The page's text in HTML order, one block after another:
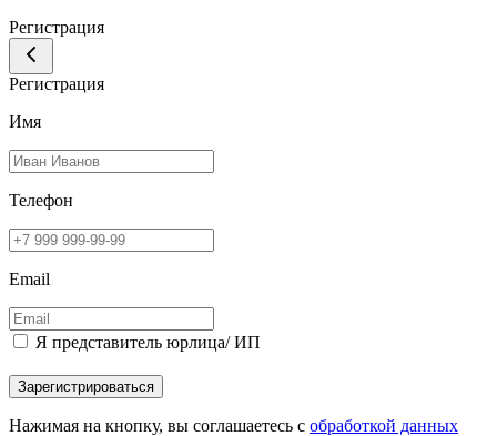
Регистрация
Регистрация
Имя
Телефон
Email
Я представитель юрлица/ ИП
Зарегистрироваться
Нажимая на кнопку, вы соглашаетесь с обработкой данных